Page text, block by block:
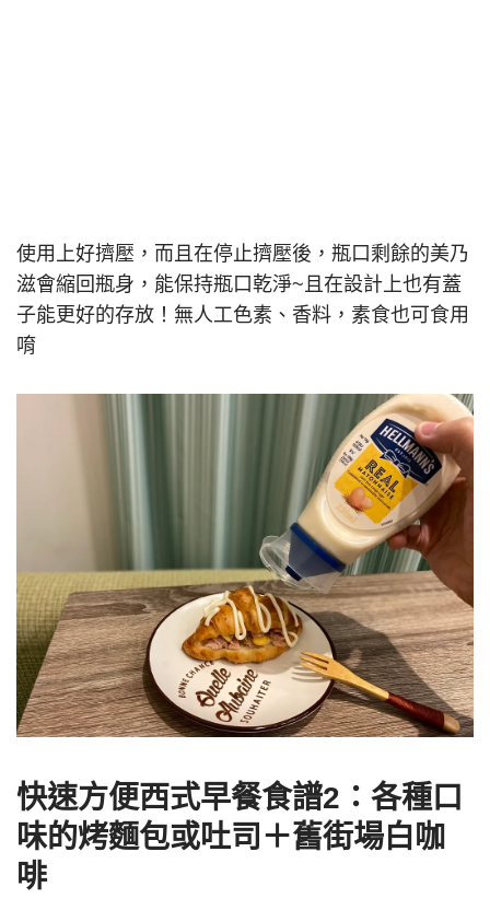
使用上好擠壓，而且在停止擠壓後，瓶口剩餘的美乃
滋會縮回瓶身，能保持瓶口乾淨~且在設計上也有蓋
子能更好的存放！無人工色素、香料，素食也可食用
唷
快速方便西式早餐食譜2：各種口
味的烤麵包或吐司＋舊街場白咖
啡